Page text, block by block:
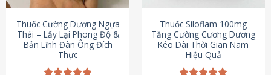
thể
chọn
trên
trang
sản
được
chọn
trên
trang
sản
Thuốc Cường Dương Ngựa
Thái – Lấy Lại Phong Độ &
Bản Lĩnh Đàn Ông Đích
Thực
Thuốc Siloflam 100mg
Tăng Cường Cương Dương
Kéo Dài Thời Gian Nam
Hiệu Quả